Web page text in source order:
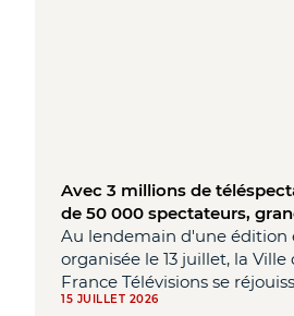
Avec 3 millions de
de 50 000 spectateurs,
populaire pour le feu
Paris
Au lendemain d'une édition
organisée le 13 juillet, la Ville
France Télévisions se
grand succès populaire
15 JUILLET 2026